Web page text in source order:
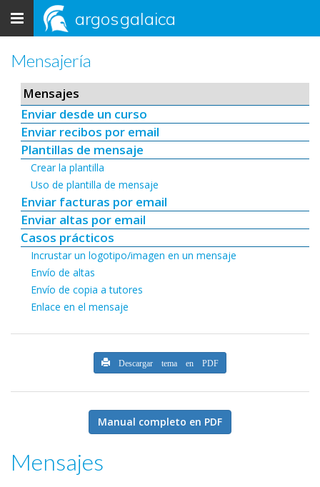
Toggle
navigation
argosgalaica
Mensajería
Mensajes
Enviar desde un curso
Enviar recibos por email
Plantillas de mensaje
Crear la plantilla
Uso de plantilla de mensaje
Enviar facturas por email
Enviar altas por email
Casos prácticos
Incrustar un logotipo/imagen en un mensaje
Envío de altas
Envío de copia a tutores
Enlace en el mensaje
Descargar tema en PDF
Manual completo en PDF
Mensajes